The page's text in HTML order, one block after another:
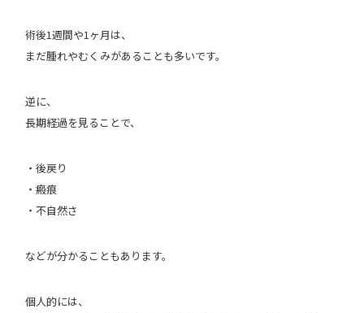
術後1週間や1ヶ月は、
まだ腫れやむくみがあることも多いです。
逆に、
長期経過を見ることで、
・後戻り
・瘢痕
・不自然さ
などが分かることもあります。
個人的には、